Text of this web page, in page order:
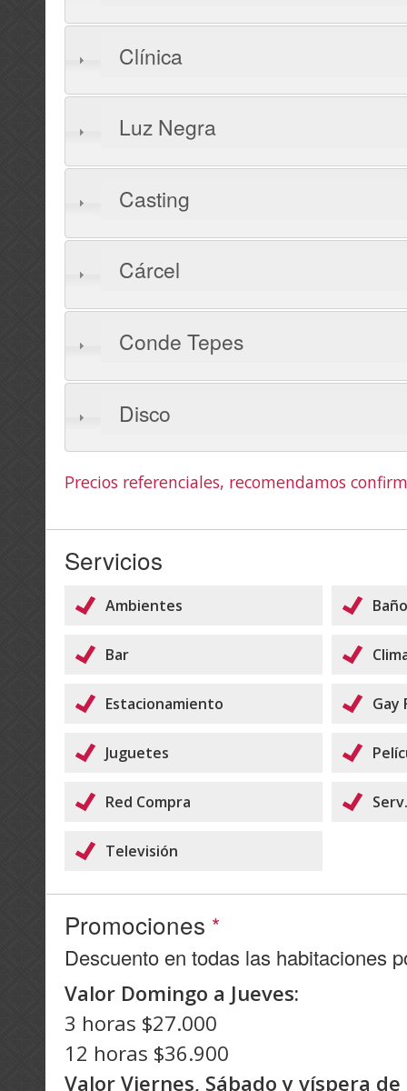
Clínica
Luz Negra
Casting
Cárcel
Conde Tepes
Disco
Precios referenciales, recomendamos
Servicios
Ambientes
Bar
Estacionamiento Gay
Juguetes
Red Compra
Televisión
Promociones *
Descuento en todas las habitaciones
Valor Domingo a Jueves:
3 horas $27.000
12 horas $36.900
Valor Viernes, Sábado y víspera